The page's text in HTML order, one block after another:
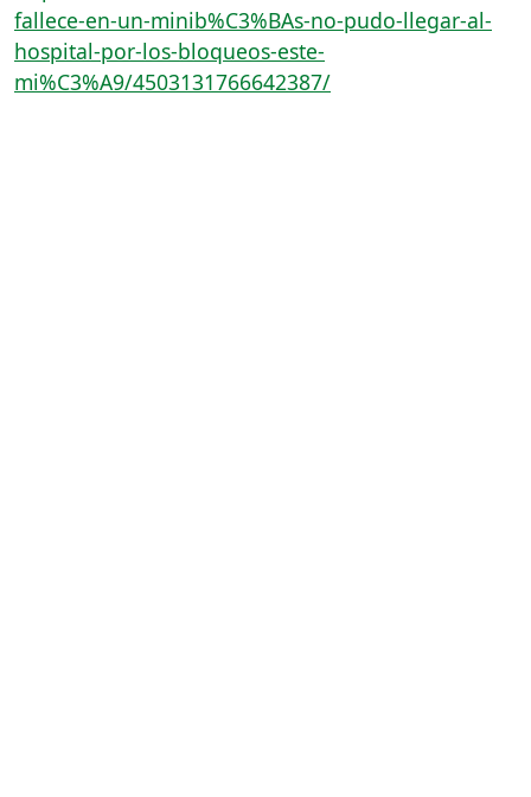
fallece-en-un-minib%C3%BAs-no-pudo-llegar-al-
hospital-por-los-bloqueos-este-
mi%C3%A9/4503131766642387/